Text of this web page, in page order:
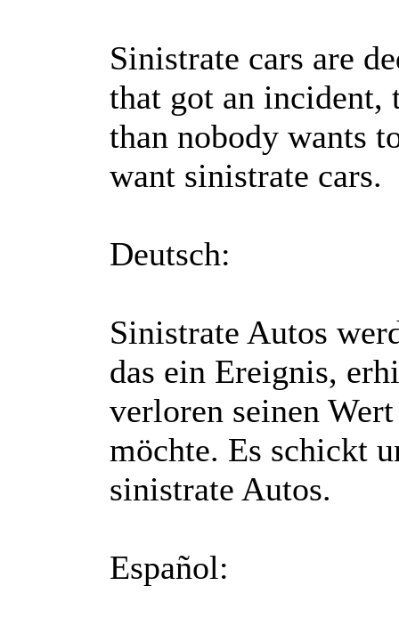
Sinistrate cars are
that got an incident,
than nobody wants
want sinistrate cars.
Deutsch:
Sinistrate Autos
das ein Ereignis,
verloren seinen
möchte. Es schickt
sinistrate Autos.
Español: